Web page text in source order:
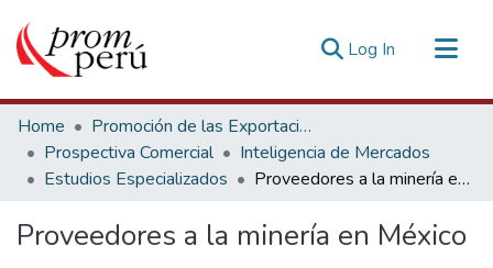
Log In (current)
Communities & Collections
All of DSpace
Statistics
Home
Promoción de las Exportaciones
Prospectiva Comercial
Inteligencia de Mercados
Estudios Especializados
Proveedores a la minería en México
Proveedores a la minería en México